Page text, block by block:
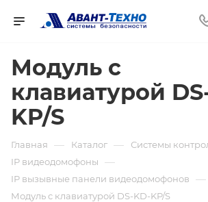
Модуль c
клавиатурой
KP/S
Главная — Каталог — Системы
IP видеодомофоны —
IP вызывные панели видеодомофонов —
Модуль c клавиатурой DS-KD-KP/S